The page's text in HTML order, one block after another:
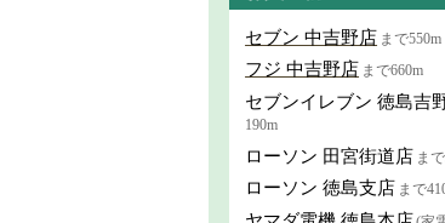
セブン 中吉野店 まで550m
フジ 中吉野店 まで660m
セブンイレブン 徳島吉
190m
ローソン 田宮街道店 ま
ローソン 徳島支店 まで